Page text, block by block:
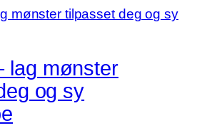
lag mønster
og sy